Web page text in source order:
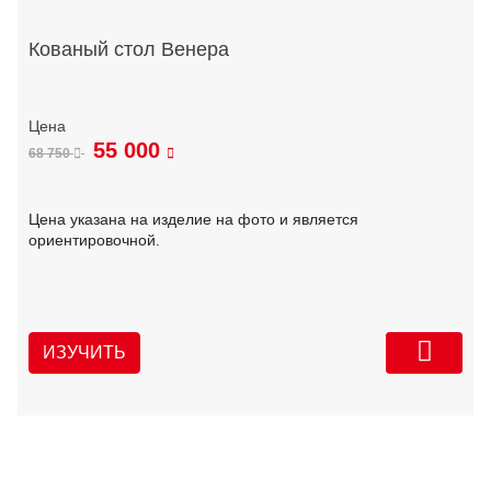
Кованый стол Венера
68 750 55 000
Цена указана на изделие на фото и является
ориентировочной.
ИЗУЧИТЬ